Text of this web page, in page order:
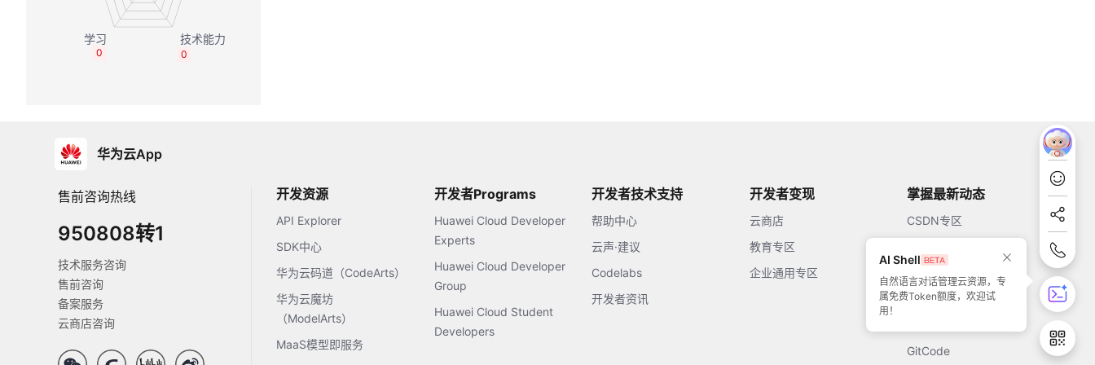
0
0
华为云App
售前咨询热线
950808转1
技术服务咨询
售前咨询
备案服务
云商店咨询
开发资源
API Explorer
SDK中心
华为云码道（CodeArts）
华为云魔坊
（ModelArts）
MaaS模型即服务
开发者Programs
Huawei Cloud Developer
Experts
Huawei Cloud Developer
Group
Huawei Cloud Student
Developers
开发者技术支持
帮助中心
云声·建议
Codelabs
开发者资讯
开发者变现
云商店
教育专区
企业通用专区
掌握最新动态
CSDN专区
51CTO
GitCode
AI Shell
自然语言对话管理云资源，专
属免费Token额度，欢迎试
用！